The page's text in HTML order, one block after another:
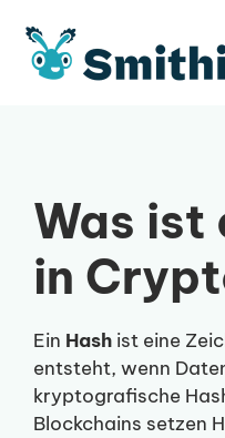
Inhalt
springen
Was ist
in
Ein Hash ist eine
entsteht, wenn
kryptografische
Blockchains setzen